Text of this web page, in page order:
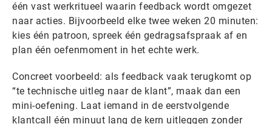
één vast werkritueel waarin feedback wordt omgezet
naar acties. Bijvoorbeeld elke twee weken 20 minuten:
kies één patroon, spreek één gedragsafspraak af en
plan één oefenmoment in het echte werk.
Concreet voorbeeld: als feedback vaak terugkomt op
“te technische uitleg naar de klant”, maak dan een
mini-oefening. Laat iemand in de eerstvolgende
klantcall één minuut lang de kern uitleggen zonder